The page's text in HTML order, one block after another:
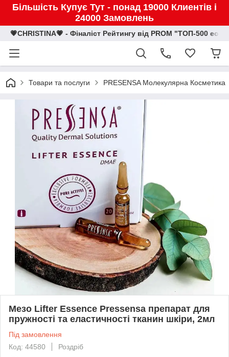
Більшість Купує Тут - понад 19000 Клиентів і
24000 Замовлень
💗CHRISTINA💗 - Фіналіст Рейтингу від PROM "ТОП-500
Товари та послуги PRESENSA Молекулярна Косметика
Мезо Lifter Essence Pressensa препарат для
пружності та еластичності тканин шкіри, 2мл
Під замовлення
Код: 44580
Роздріб